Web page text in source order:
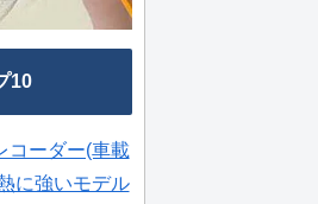
10
コーダー(車載
に強いモデル